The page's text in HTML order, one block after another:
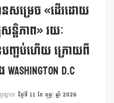
សម្រេច «ដើរដោយ
ន្តិភាព» រយៈ
ញ្ចប់ហើយ ក្រោយពី
D.C
ផ្សាយ ថ្ងៃទី 11 ខែ កុម្ភៈ ឆ្នាំ 2026